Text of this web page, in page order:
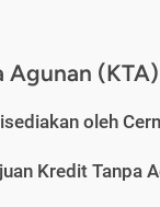
oleh
Kredit Tanpa